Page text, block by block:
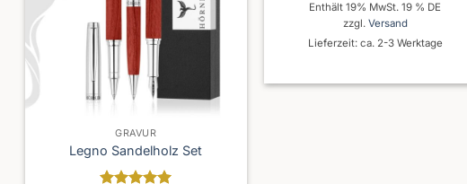
GRAVUR
Legno Sandelholz Set
Enthält 19% MwSt. 19 % DE
zzgl. Versand
Lieferzeit: ca. 2-3 Werktage